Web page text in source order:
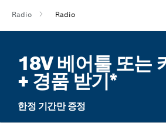
Radio Radio
18V 베어툴 또는
+ 경품 받기*
한정 기간만 증정